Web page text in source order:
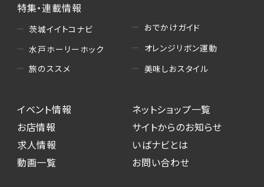
特集・連載情報
茨城イイトコナビ
水戸ホーリーホック
旅のススメ
おでかけガイド
オレンジリボン運動
美味しおスタイル
イベント情報
お店情報
求人情報
動画一覧
ネットショップ一覧
サイトからのお知らせ
いばナビとは
お問い合わせ